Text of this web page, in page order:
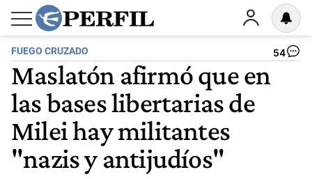
FUEGO CRUZADO 54
Maslatón afirmó que en
las bases libertarias de
Milei hay militantes
"nazis y antijudíos"